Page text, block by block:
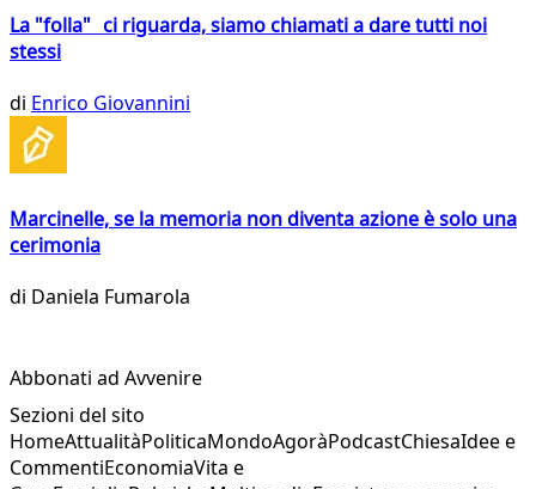
La "folla" ci riguarda, siamo chiamati a dare tutti noi
stessi
di Enrico Giovannini
Marcinelle, se la memoria non diventa azione è solo una
cerimonia
di Daniela Fumarola
Abbonati ad Avvenire
Sezioni del sito
HomeAttualitàPoliticaMondoAgoràPodcastChiesaIdee e
CommentiEconomiaVita e